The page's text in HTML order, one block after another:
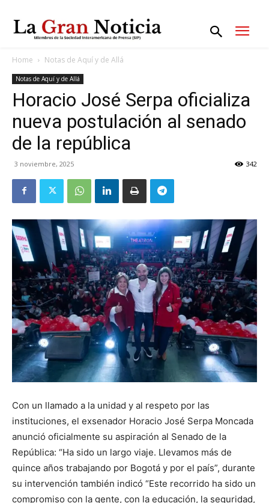
Home Notas de Aquí y de Allá
Notas de Aquí y de Allá
Horacio José Serpa oficializa
nueva postulación al senado
de la república
3 noviembre, 2025 342
Con un llamado a la unidad y al respeto por las
instituciones, el exsenador Horacio José Serpa Moncada
anunció oficialmente su aspiración al Senado de la
República: “Ha sido un largo viaje. Llevamos más de
quince años trabajando por Bogotá y por el país”, durante
su intervención también indicó “Este recorrido ha sido un
compromiso con la gente, con la educación, la seguridad,